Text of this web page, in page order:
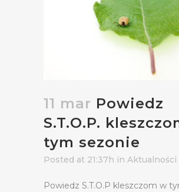
11 mar Powiedz
S.T.O.P.
tym sezonie
Posted at 21:37h in Aktualności
Powiedz S.T.O.P kleszczom w